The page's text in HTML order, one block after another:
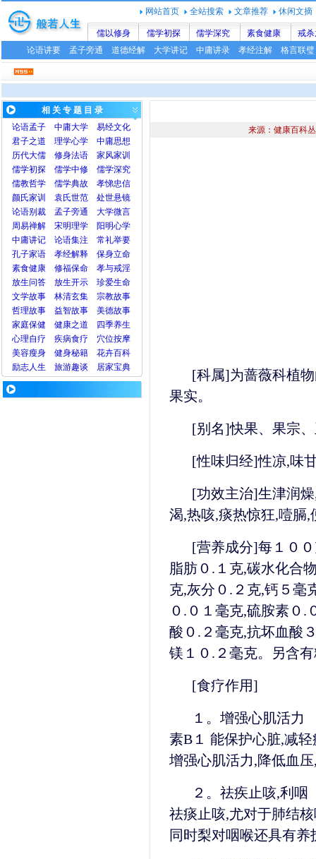
网站首页 全站搜索 文章推荐 休闲文摘
儒以修身 儒学初探 儒学深究 素食健康
戒
论语讲要
孟子旁通 道德经解 大学讲记 中庸讲录 孝经注解 格言联璧
相 关 专 题 目 录
论语孟子 中庸大学
易经文化
君子之道
理学心学
中庸思想
历代大儒
修身法语
家风家训
儒学初探
儒学中修
儒学深究
儒教哲学
儒学典故
孝悌忠信
颜氏家训
袁氏世范
处世悬镜
论语别裁
孟子旁通
大学微言
周易禅解
宋明理学
阳明心学
中庸讲记
论语集注
常礼举要
孔子家语
孝经解释
保身立命
素食健康
修福保命
孝与戒淫
放生问答
放生开示
珍爱生命
文学故事
林清玄集
宗教故事
哲理故事
益智故事
美德故事
家庭保健
健康之道
四季养生
心理自疗 疾病食疗 穴位按摩
美容瘦身 健身秘籍 花卉百科
励志人生
旅游趣谈 居家宝典
来源：健康百科
[科属]为蔷薇科植
果实。
[别名]快果、果宗
[性味归经]性凉,味
[功效主治]生津润
渴,热咳,痰热惊狂,噎膈,
[营养成分]每１０
脂肪０.１克,碳水化合
克,灰分０.２克,钙５毫
０.０１毫克,硫胺素０.
酸０.２毫克,抗坏血酸
镁１０.２毫克。另含
[食疗作用]
１。增强心肌活力
素B１ 能保护心脏,减
增强心肌活力,降低血
２。祛疾止咳,利
祛痰止咳,尤对于肺结
同时梨对咽喉还具有养